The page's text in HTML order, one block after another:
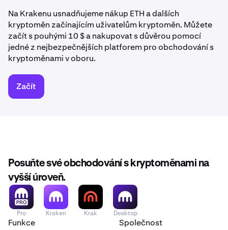
Na Krakenu usnadňujeme nákup ETH a dalších
kryptoměn začínajícím uživatelům kryptoměn. Můžete
začít s pouhými 10 $ a nakupovat s důvěrou pomocí
jedné z nejbezpečnějších platforem pro obchodování s
kryptoměnami v oboru.
Začít
Posuňte své obchodování s kryptoměnami na
vyšší úroveň.
Pro Kraken Krak Desktop
Funkce Společnost